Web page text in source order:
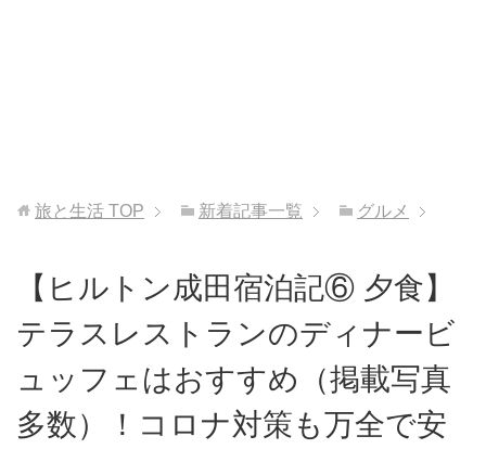
旅と生活 TOP 新着記事一覧 グルメ
【ヒルトン成田宿泊記⑥ 夕食】
テラスレストランのディナービ
ュッフェはおすすめ（掲載写真
多数）！コロナ対策も万全で安